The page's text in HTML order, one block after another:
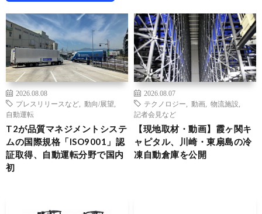
2026.08.08
プレスリリースなど
動向/展望
自動運転
T2が品質マネジメントシステ
ムの国際規格「ISO9001」認
証取得、自動運転分野で国内
初
2026.08.07
テクノロジー
動画 物流施設
記者会見など
【現地取材・動画】霞ヶ関キ
ャピタル、川崎・東扇島の冷
凍自動倉庫を公開